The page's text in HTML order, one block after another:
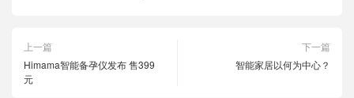
上一篇
Himama智能备孕仪发布 售399
元
下一篇
智能家居以何为中心？